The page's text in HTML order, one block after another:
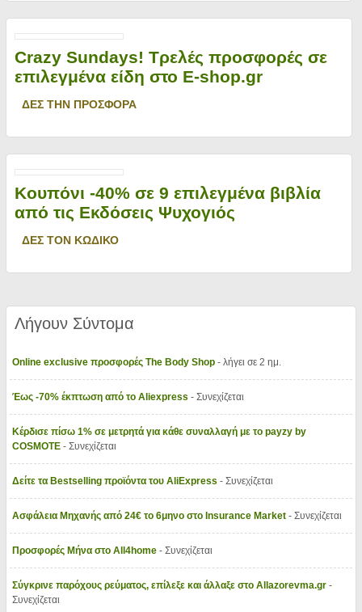
Crazy Sundays! Τρελές προσφορές σε
επιλεγμένα είδη στο E-shop.gr
ΔΕΣ ΤΗΝ ΠΡΟΣΦΟΡΑ
Κουπόνι -40% σε 9 επιλεγμένα βιβλία
από τις Εκδόσεις Ψυχογιός
ΔΕΣ ΤΟΝ ΚΩΔΙΚΟ
Λήγουν Σύντομα
Online exclusive προσφορές The Body Shop - λήγει σε 2 ημ.
Έως -70% έκπτωση από το Aliexpress - Συνεχίζεται
Κέρδισε πίσω 1% σε μετρητά για κάθε συναλλαγή με το payzy by
COSMOTE - Συνεχίζεται
Δείτε τα Bestselling προϊόντα του AliExpress - Συνεχίζεται
Ασφάλεια Μηχανής από 24€ το 6μηνο στο Insurance Market - Συνεχίζεται
Προσφορές Μήνα στο All4home - Συνεχίζεται
Σύγκρινε παρόχους ρεύματος, επίλεξε και άλλαξε στο Allazorevma.gr -
Συνεχίζεται